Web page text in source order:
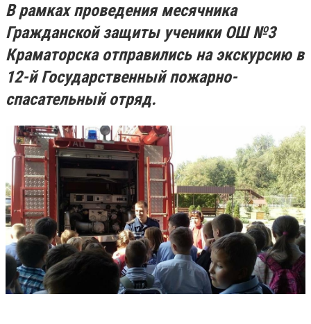
В рамках проведения месячника
Гражданской защиты ученики ОШ №3
Краматорска отправились на экскурсию в
12-й Государственный пожарно-
спасательный отряд.